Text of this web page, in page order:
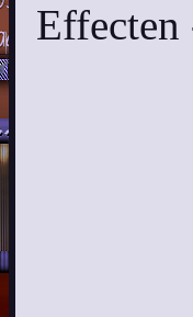
Effecten